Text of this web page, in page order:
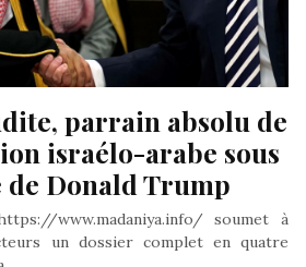
parrain absolu de
israélo-arabe sous
Donald Trump
www.madaniya.info/ soumet à
un dossier complet en quatre